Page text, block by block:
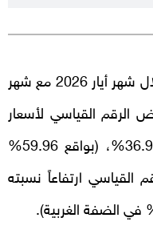
وأشار إلى أنه عند مقارنة الأسعار خلال شهر أيار 2026 مع شهر
الرقم القياسي لأسعار
المستهلك في فلسطين بمقدار 36.96%، (بواقع 59.96%
ارتفاعاً نسبته